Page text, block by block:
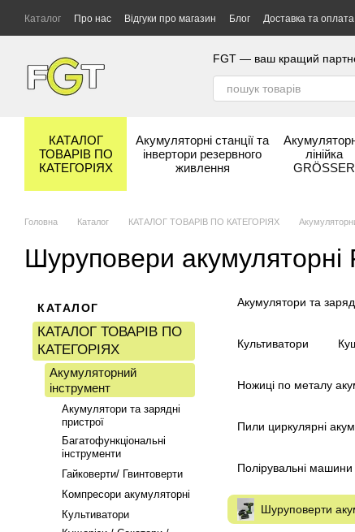
Перейти до основного контенту
Каталог Про нас Відгуки про магазин Блог Доставка та оплата
Гарантія та сервіс
Бренди
FGT — ваш кращий
КАТАЛОГ
ТОВАРІВ ПО
КАТЕГОРІЯХ
Акумуляторні станції та
інвертори резервного
живлення
лінійка
GRÖSSER
Головна Каталог КАТАЛОГ ТОВАРІВ ПО КАТЕГОРІЯХ
Шуруповери акумуляторні
Акумулятори та
Культиватори
Ножиці по металу
Пили циркулярні
Полірувальні машини
Шуруповерти
КАТАЛОГ
КАТАЛОГ ТОВАРІВ ПО
КАТЕГОРІЯХ
Акумуляторний
інструмент
Акумулятори та зарядні
пристрої
Багатофункціональні
інструменти
Гайковерти/ Гвинтоверти
Компресори акумуляторні
Культиватори